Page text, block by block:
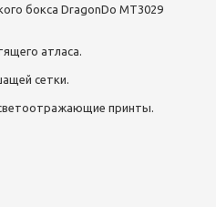
бокса DragonDo MT3029
атласа.
сетки.
принты.